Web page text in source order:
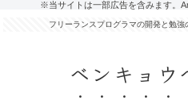
※当サイトは一部広告を含みます。
フリーランスプログラマの開発と勉
ベンキョウ